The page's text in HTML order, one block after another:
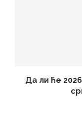
Да ли ће